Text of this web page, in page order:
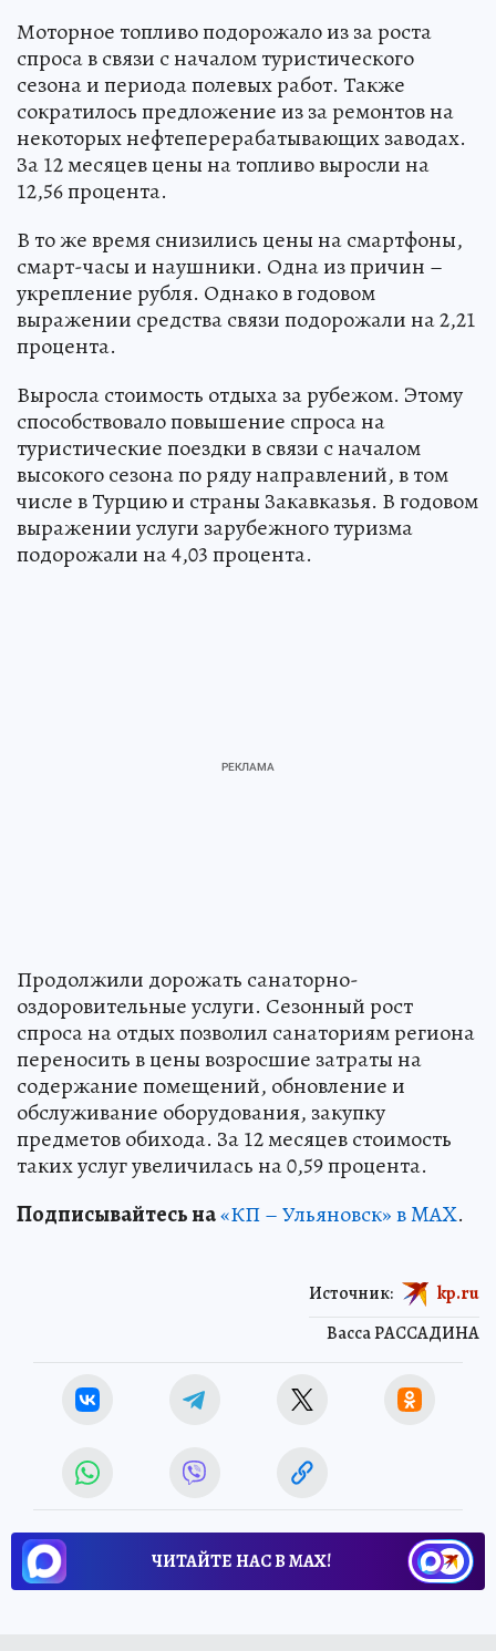
Моторное топливо подорожало из за роста
спроса в связи с началом туристического
сезона и периода полевых работ. Также
сократилось предложение из за ремонтов на
некоторых нефтеперерабатывающих заводах.
За 12 месяцев цены на топливо выросли на
12,56 процента.
В то же время снизились цены на смартфоны,
смарт-часы и наушники. Одна из причин –
укрепление рубля. Однако в годовом
выражении средства связи подорожали на 2,21
процента.
Выросла стоимость отдыха за рубежом. Этому
способствовало повышение спроса на
туристические поездки в связи с началом
высокого сезона по ряду направлений, в том
числе в Турцию и страны Закавказья. В годовом
выражении услуги зарубежного туризма
подорожали на 4,03 процента.
Продолжили дорожать санаторно-
оздоровительные услуги. Сезонный рост
спроса на отдых позволил санаториям региона
переносить в цены возросшие затраты на
содержание помещений, обновление и
обслуживание оборудования, закупку
предметов обихода. За 12 месяцев стоимость
таких услуг увеличилась на 0,59 процента.
Подписывайтесь на«КП – Ульяновск» в MAX.
Васса РАССАДИНА
Источник: kp.ru
ЧИТАЙТЕ НАС В МАХ!